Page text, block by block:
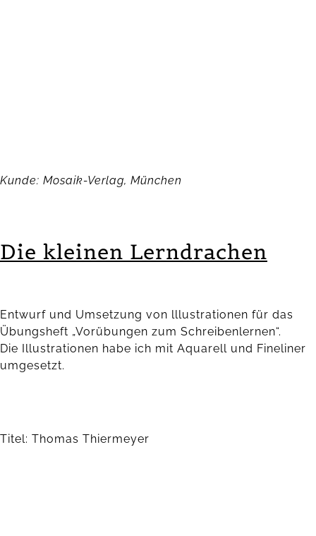
Kunde: Mosaik-Verlag, München
Die kleinen Lerndrachen
Entwurf und Umsetzung von lllustrationen für das
Übungsheft „Vorübungen zum Schreibenlernen“.
Die Illustrationen habe ich mit Aquarell und Fineliner
umgesetzt.
Titel: Thomas Thiermeyer